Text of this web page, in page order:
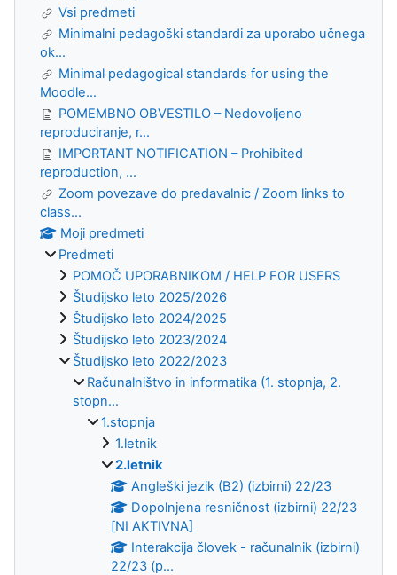
Vsi predmeti
Minimalni pedagoški standardi za uporabo učnega
ok...
Minimal pedagogical standards for using the
Moodle...
POMEMBNO OBVESTILO – Nedovoljeno
reproduciranje, r...
IMPORTANT NOTIFICATION – Prohibited
reproduction, ...
Zoom povezave do predavalnic / Zoom links to
class...
Moji predmeti
Predmeti
POMOČ UPORABNIKOM / HELP FOR USERS
Študijsko leto 2025/2026
Študijsko leto 2024/2025
Študijsko leto 2023/2024
Študijsko leto 2022/2023
Računalništvo in informatika (1. stopnja, 2.
stopn...
1.stopnja
1.letnik
2.letnik
Angleški jezik (B2) (izbirni) 22/23
Dopolnjena resničnost (izbirni) 22/23
[NI AKTIVNA]
Interakcija človek - računalnik (izbirni)
22/23 (p...